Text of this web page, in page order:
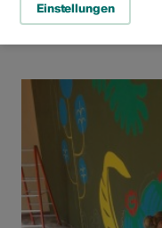
Infrastruktur teilen
Einstellungen